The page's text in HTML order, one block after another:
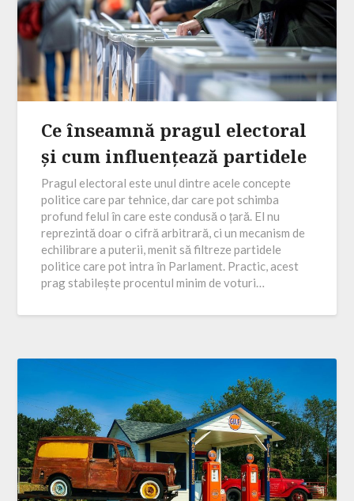
Ce înseamnă pragul electoral
și cum influențează partidele
Pragul electoral este unul dintre acele concepte
politice care par tehnice, dar care pot schimba
profund felul în care este condusă o țară. El nu
reprezintă doar o cifră arbitrară, ci un mecanism de
echilibrare a puterii, menit să filtreze partidele
politice care pot intra în Parlament. Practic, acest
prag stabilește procentul minim de voturi…